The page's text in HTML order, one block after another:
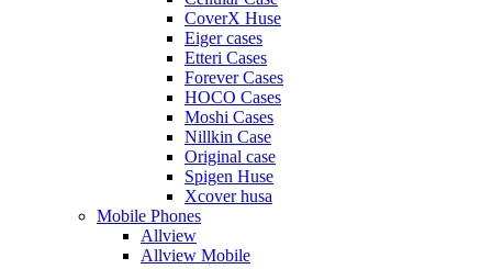
CoverX Huse
Eiger cases
Etteri Cases
Forever Cases
HOCO Cases
Moshi Cases
Nillkin Case
Original case
Spigen Huse
Xcover husa
Mobile Phones
Allview
Allview Mobile